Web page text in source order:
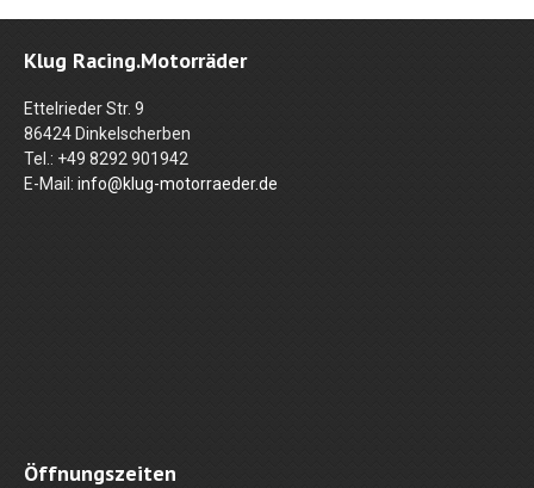
Klug Racing.Motorräder
Ettelrieder Str. 9
86424 Dinkelscherben
Tel.: +49 8292 901942
E-Mail: info@klug-motorraeder.de
Öffnungszeiten